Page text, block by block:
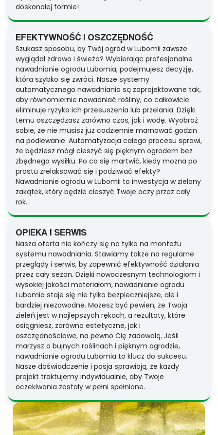
doskonałej formie!
EFEKTYWNOŚĆ I OSZCZĘDNOŚĆ
Szukasz sposobu, by Twój ogród w Lubomii zawsze
wyglądał zdrowo i świeżo? Wybierając profesjonalne
nawadnianie ogrodu Lubomia, podejmujesz decyzję,
która szybko się zwróci. Nasze systemy
automatycznego nawadniania są zaprojektowane tak,
aby równomiernie nawadniać rośliny, co całkowicie
eliminuje ryzyko ich przesuszenia lub przelania. Dzięki
temu oszczędzasz zarówno czas, jak i wodę. Wyobraź
sobie, że nie musisz już codziennie marnować godzin
na podlewanie. Automatyzacja całego procesu sprawi,
że będziesz mógł cieszyć się pięknym ogrodem bez
zbędnego wysiłku. Po co się martwić, kiedy można po
prostu zrelaksować się i podziwiać efekty?
Nawadnianie ogrodu w Lubomii to inwestycja w zielony
zakątek, który będzie cieszyć Twoje oczy przez cały
rok.
OPIEKA I SERWIS
Nasza oferta nie kończy się na tylko na montażu
systemu nawadniania. Stawiamy także na regularne
przeglądy i serwis, by zapewnić efektywność działania
przez cały sezon. Dzięki nowoczesnym technologiom i
wysokiej jakości materiałom, nawadnianie ogrodu
Lubomia staje się nie tylko bezpieczniejsze, ale i
bardziej niezawodne. Możesz być pewien, że Twoja
zieleń jest w najlepszych rękach, a rezultaty, które
osiągniesz, zarówno estetyczne, jak i
oszczędnościowe, na pewno Cię zadowolą. Jeśli
marzysz o bujnych roślinach i pięknym ogrodzie,
nawadnianie ogrodu Lubomia to klucz do sukcesu.
Nasze doświadczenie i pasja sprawiają, że każdy
projekt traktujemy indywidualnie, aby Twoje
oczekiwania zostały w pełni spełnione.